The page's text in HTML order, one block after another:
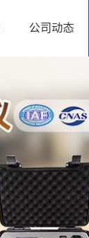
公司动态